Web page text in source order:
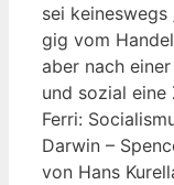
sei
gig vom
aber nach
und sozi­al
Fer­ri:
Dar­win –
von Hans